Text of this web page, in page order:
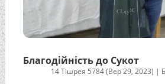
Благодійність до Сукот
14 Тішрея 5784 (Вер 29, 2023) |